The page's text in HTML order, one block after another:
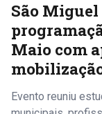
São
Maio com
Evento reuniu